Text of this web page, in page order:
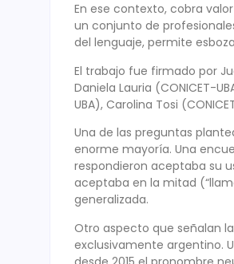
En ese contexto, cobra
un conjunto de
del lenguaje, permite
El trabajo fue firmado por
Daniela Lauria (CONICET-
UBA), Carolina Tosi
Una de las preguntas
enorme mayoría. Una
respondieron aceptaba su
aceptaba en la mitad
generalizada.
Otro aspecto que señalan
exclusivamente argentino.